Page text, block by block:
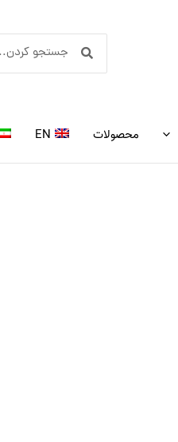
جستجو
کردنکردن
محصولات EN